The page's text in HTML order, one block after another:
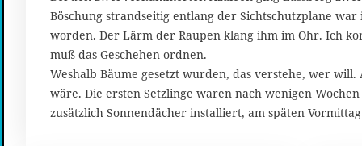
e
b
r
a
r
2
Böschung strandseitig entlang der Sichtschutzplane
worden. Der Lärm der Raupen klang ihm im Ohr. Ich
muß das Geschehen ordnen.
Weshalb Bäume gesetzt wurden, das verstehe, wer
wäre. Die ersten Setzlinge waren nach wenigen
zusätzlich Sonnendächer installiert, am späten